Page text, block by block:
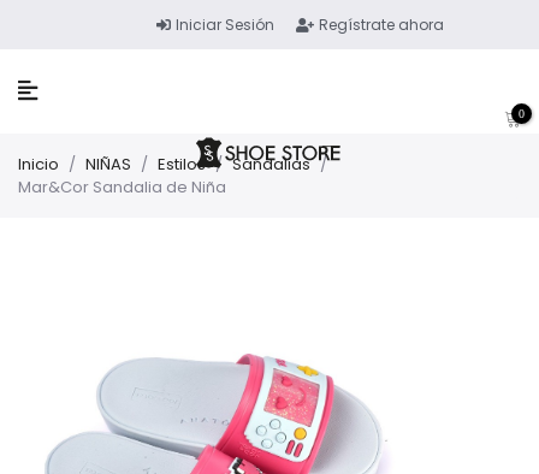
Iniciar Sesión Regístrate ahora
0
Inicio / NIÑAS / Estilos / Sandalias /
Mar&Cor Sandalia de Niña